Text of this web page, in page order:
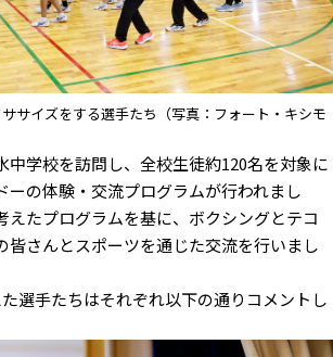
サイズをする選手たち（写真：フォート・キシモ
学校を訪問し、全校生徒約120名を対象に
ーの体験・交流プログラムが行われまし
えたプログラムを基に、ボクシングとテコ
皆さんとスポーツを通じた交流を行いまし
選手たちはそれぞれ以下の通りコメントし